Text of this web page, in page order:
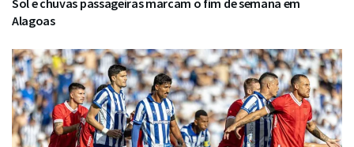
Sol e chuvas passageiras marcam o fim de semana em
Alagoas